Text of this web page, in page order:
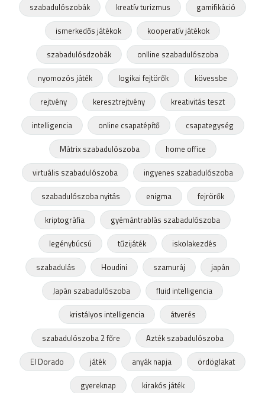
szabadulószobák
kreatív turizmus
gamifikáció
ismerkedős játékok
kooperatív játékok
szabadulósdzobák
onlline szabadulószoba
nyomozós játék
logikai fejtörők
kövessbe
rejtvény
keresztrejtvény
kreativitás teszt
intelligencia
online csapatépítő
csapategység
Mátrix szabadulószoba
home office
virtuális szabadulószoba
ingyenes szabadulószoba
szabadulószoba nyitás
enigma
fejrörők
kriptográfia
gyémántrablás szabadulószoba
legénybúcsú
tűzijáték
iskolakezdés
szabadulás
Houdini szamuráj
japán
Japán szabadulószoba
fluid intelligencia
kristályos intelligencia
átverés
szabadulószoba 2 főre
Azték szabadulószoba
El Dorado
játék anyák napja
ördöglakat
gyereknap
kirakós játék